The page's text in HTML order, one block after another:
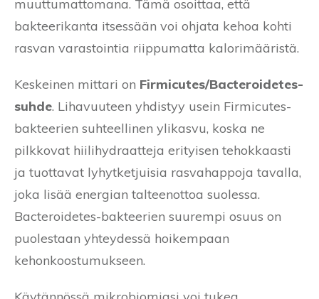
muuttumattomana. Tämä osoittaa, että
bakteerikanta itsessään voi ohjata kehoa kohti
rasvan varastointia riippumatta kalorimääristä.
Keskeinen mittari on Firmicutes/Bacteroidetes-
suhde. Lihavuuteen yhdistyy usein Firmicutes-
bakteerien suhteellinen ylikasvu, koska ne
pilkkovat hiilihydraatteja erityisen tehokkaasti
ja tuottavat lyhytketjuisia rasvahappoja tavalla,
joka lisää energian talteenottoa suolessa.
Bacteroidetes-bakteerien suurempi osuus on
puolestaan yhteydessä hoikempaan
kehonkoostumukseen.